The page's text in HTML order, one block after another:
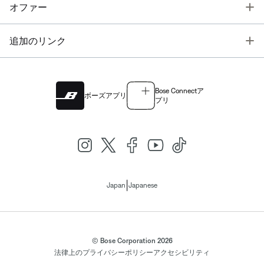
オファー
追加のリンク
ボーズアプリ
Bose Connectア
プリ
Japan Japanese
© Bose Corporation 2026
法律上のプライバシーポリシーアクセシビリティ